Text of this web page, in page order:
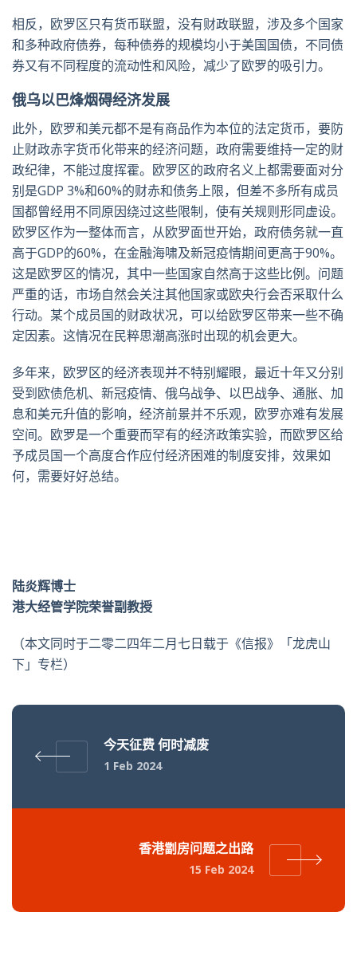
相反，欧罗区只有货币联盟，没有财政联盟，涉及多个国家
和多种政府债券，每种债券的规模均小于美国国债，不同债
券又有不同程度的流动性和风险，减少了欧罗的吸引力。
俄乌以巴烽烟碍经济发展
此外，欧罗和美元都不是有商品作为本位的法定货币，要防
止财政赤字货币化带来的经济问题，政府需要维持一定的财
政纪律，不能过度挥霍。欧罗区的政府名义上都需要面对分
别是GDP 3%和60%的财赤和债务上限，但差不多所有成员
国都曾经用不同原因绕过这些限制，使有关规则形同虚设。
欧罗区作为一整体而言，从欧罗面世开始，政府债务就一直
高于GDP的60%，在金融海啸及新冠疫情期间更高于90%。
这是欧罗区的情况，其中一些国家自然高于这些比例。问题
严重的话，市场自然会关注其他国家或欧央行会否采取什么
行动。某个成员国的财政状况，可以给欧罗区带来一些不确
定因素。这情况在民粹思潮高涨时出现的机会更大。
多年来，欧罗区的经济表现并不特别耀眼，最近十年又分别
受到欧债危机、新冠疫情、俄乌战争、以巴战争、通胀、加
息和美元升值的影响，经济前景并不乐观，欧罗亦难有发展
空间。欧罗是一个重要而罕有的经济政策实验，而欧罗区给
予成员国一个高度合作应付经济困难的制度安排，效果如
何，需要好好总结。
陆炎辉博士
港大经管学院荣誉副教授
（本文同时于二零二四年二月七日载于《信报》「龙虎山
下」专栏）
今天征费 何时减废
1 Feb 2024
香港劏房问题之出路
15 Feb 2024